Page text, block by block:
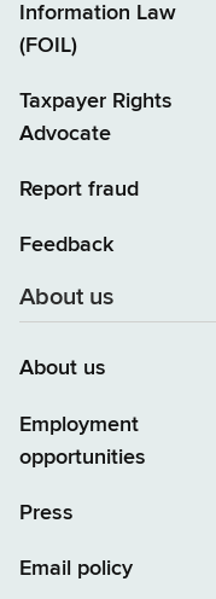
Information Law
(FOIL)
Taxpayer Rights
Advocate
Report fraud
Feedback
About us
About us
Employment
opportunities
Press
Email policy